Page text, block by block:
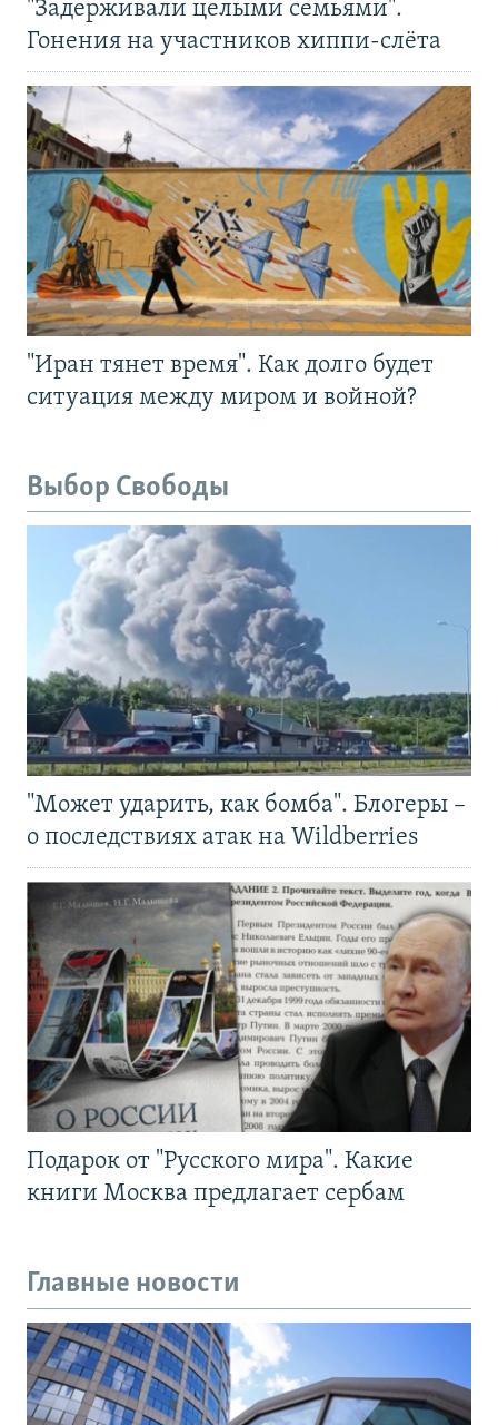
"Задерживали целыми семьями".
Гонения на участников хиппи-слёта
"Иран тянет время". Как долго будет
ситуация между миром и войной?
Выбор Свободы
"Может ударить, как бомба". Блогеры –
о последствиях атак на Wildberries
Подарок от "Русского мира". Какие
книги Москва предлагает сербам
Главные новости